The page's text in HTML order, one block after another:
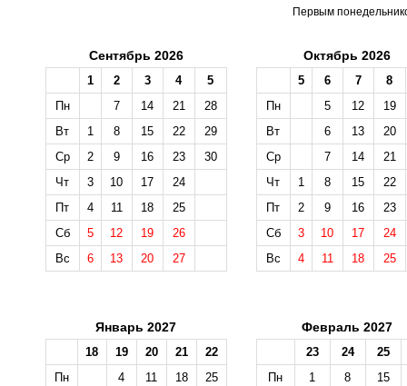
Первым
Сентябрь 2026
1 2 3 4
5
Пн
7 14 21
28
Вт
1 8 15 22
29
Ср
2 9 16 23
30
Чт
3 10 17
24
Пт
4 11 18
25
Сб
5 12 19
26
Вс
6 13 20 27
Октябрь 2026
5 6 7
8
Пн
5 12
19
Вт
6 13
20
Ср
7 14
21
Чт
1 8 15
22
Пт
2 9 16
23
Сб
3 10 17
24
Вс
4 11 18 25
Январь 2027
18 19 20 21
22
Пн
4 11 18
25
Февраль 2027
23 24
25
Пн
1 8
15